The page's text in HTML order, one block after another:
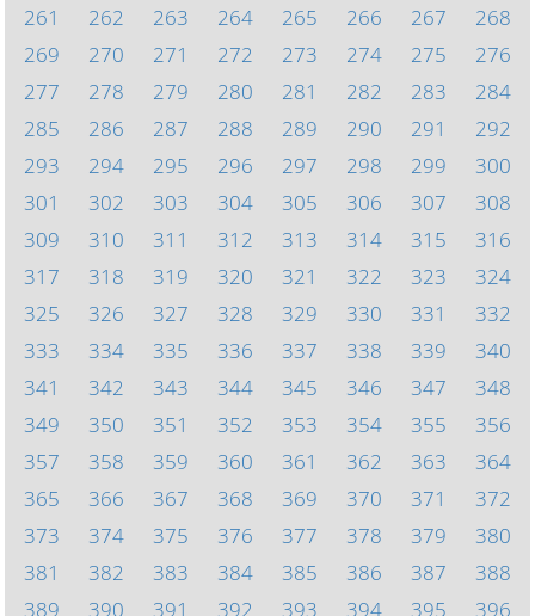
261
262 263 264 265 266 267
268
269
270 271 272 273 274 275
276
277
278 279 280 281 282 283
284
285
286 287 288 289 290 291
292
293
294 295 296 297 298 299
300
301
302 303 304 305 306 307
308
309
310 311 312 313 314 315
316
317
318 319 320 321 322 323
324
325
326 327 328 329 330 331
332
333
334 335 336 337 338 339
340
341
342 343 344 345 346 347
348
349
350 351 352 353 354 355
356
357
358 359 360 361 362 363
364
365
366 367 368 369 370 371
372
373
374 375 376 377 378 379
380
381
382 383 384 385 386 387
388
389
390 391 392 393 394 395 396